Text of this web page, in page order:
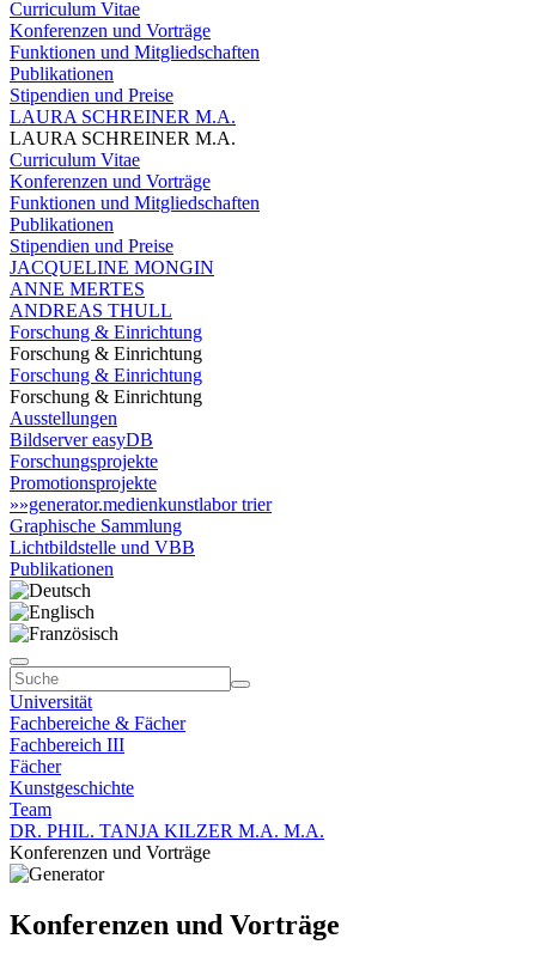
Curriculum Vitae
Konferenzen und Vorträge
Funktionen und Mitgliedschaften
Publikationen
Stipendien und Preise
LAURA SCHREINER M.A.
LAURA SCHREINER M.A.
Curriculum Vitae
Konferenzen und Vorträge
Funktionen und Mitgliedschaften
Publikationen
Stipendien und Preise
JACQUELINE MONGIN
ANNE MERTES
ANDREAS THULL
Forschung & Einrichtung
Forschung & Einrichtung
Forschung & Einrichtung
Forschung & Einrichtung
Ausstellungen
Bildserver easyDB
Forschungsprojekte
Promotionsprojekte
»»generator.medienkunstlabor trier
Graphische Sammlung
Lichtbildstelle und VBB
Publikationen
Universität
Fachbereiche & Fächer
Fachbereich III
Fächer
Kunstgeschichte
Team
DR. PHIL. TANJA KILZER M.A. M.A.
Konferenzen und Vorträge
Konferenzen und Vorträge